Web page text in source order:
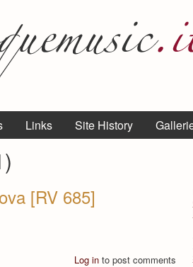
Links Site History
[RV 685]
Log in to post comments